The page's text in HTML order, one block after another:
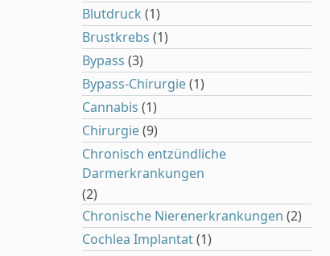
Blutdruck (1)
Brustkrebs (1)
Bypass (3)
Bypass-Chirurgie(1)
Cannabis (1)
Chirurgie(9)
Chronisch entzündliche
Darmerkrankungen
(2)
Chronische Nierenerkrankungen (2)
Cochlea Implantat(1)